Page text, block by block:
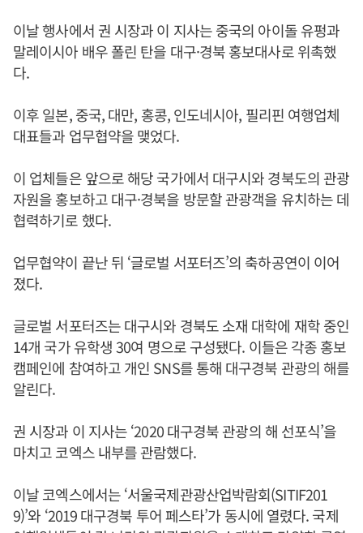
이날 행사에서 권 시장과 이 지사는 중국의 아이돌 유펑과
말레이시아 배우 폴린 탄을 대구·경북 홍보대사로 위촉했
다.
이후 일본, 중국, 대만, 홍콩, 인도네시아, 필리핀 여행업체
대표들과 업무협약을 맺었다.
이 업체들은 앞으로 해당 국가에서 대구시와 경북도의 관광
자원을 홍보하고 대구·경북을 방문할 관광객을 유치하는 데
협력하기로 했다.
업무협약이 끝난 뒤 ‘글로벌 서포터즈’의 축하공연이 이어
졌다.
글로벌 서포터즈는 대구시와 경북도 소재 대학에 재학 중인
14개 국가 유학생 30여 명으로 구성됐다. 이들은 각종 홍보
캠페인에 참여하고 개인 SNS를 통해 대구경북 관광의 해를
알린다.
권 시장과 이 지사는 ‘2020 대구경북 관광의 해 선포식’을
마치고 코엑스 내부를 관람했다.
이날 코엑스에서는 ‘서울국제관광산업박람회(SITIF201
9)’와 ‘2019 대구경북 투어 페스타’가 동시에 열렸다. 국제